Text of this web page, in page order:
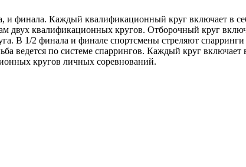
и финала. Каждый квалификационный круг включает в
двух квалификационных кругов. Отборочный круг
В 1/2 финала и финале спортсмены стреляют
ведется по системе спаррингов. Каждый круг включает
кругов личных соревнований.